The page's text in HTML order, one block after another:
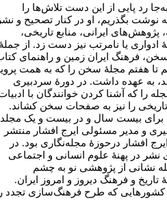
رد پایی از این دست تلاش‌ها را
نوشت بگذریم، او در کنار تصحیح و
ایرانی، منابع تاریخی،
ادواری یا نامرتب نیز دست زد. از
سخن، فرهنگ ایران زمین و راهنمای
تا هفتم مجلۀ سخن را که به همت
۱۳۳۳ منتشر می‌شد، به عهده داشت. در دورۀ سردبیری
را که آشنا کردن خوانندگان با
را نیز به صفحات سخن کشاند.
راهنمای کتاب که از سال ۱۳۳۷ تا ۱۳۵۷ برای بیست سال و در بیست و یک مجلد
و مدیر مسئولی ایرج افشار منتشر
افشار درحوزۀ مجله‌نگاری بود. در
نشر در پهنۀ علوم انسانی و اجتماعی
نشانی از پژوهشی نو به چشم
و فرهنگ دیروز و امروز ایران.
کشورهایی که طرح فرهنگ‌سازی تجدد